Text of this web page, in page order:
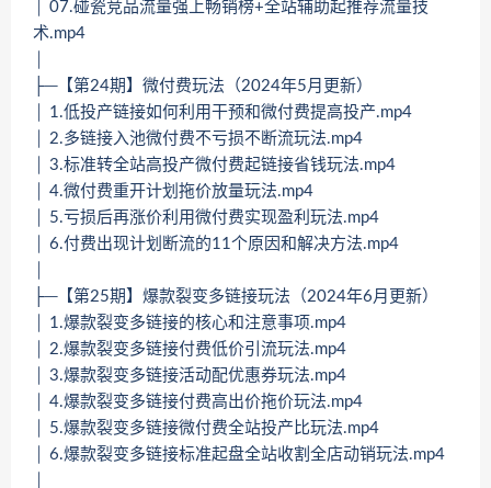
│ 07.碰瓷竞品流量强上畅销榜+全站辅助起推荐流量技
术.mp4
├─【第24期】微付费玩法（2024年5月更新）
│ 1.低投产链接如何利用干预和微付费提高投产.mp4
│ 2.多链接入池微付费不亏损不断流玩法.mp4
│ 3.标准转全站高投产微付费起链接省钱玩法.mp4
│ 4.微付费重开计划拖价放量玩法.mp4
│ 5.亏损后再涨价利用微付费实现盈利玩法.mp4
│ 6.付费出现计划断流的11个原因和解决方法.mp4
├─【第25期】爆款裂变多链接玩法（2024年6月更新）
│ 1.爆款裂变多链接的核心和注意事项.mp4
│ 2.爆款裂变多链接付费低价引流玩法.mp4
│ 3.爆款裂变多链接活动配优惠券玩法.mp4
│ 4.爆款裂变多链接付费高出价拖价玩法.mp4
│ 5.爆款裂变多链接微付费全站投产比玩法.mp4
│ 6.爆款裂变多链接标准起盘全站收割全店动销玩法.mp4